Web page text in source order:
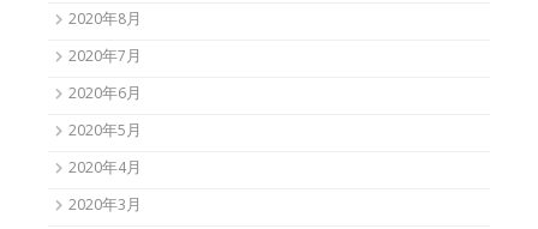
2020年8月
2020年7月
2020年6月
2020年5月
2020年4月
2020年3月